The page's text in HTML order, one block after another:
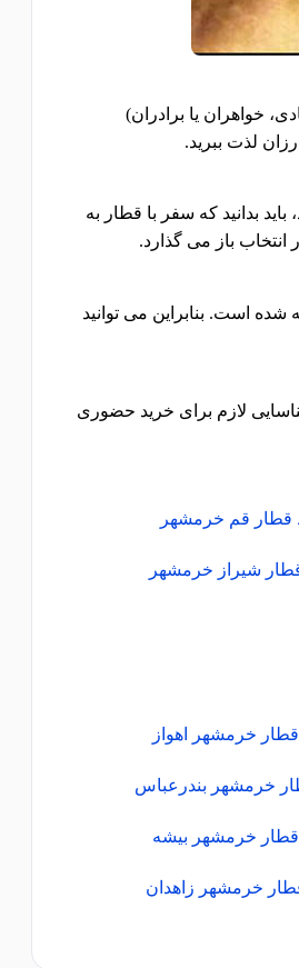
خواهران یا برادران)
لذت ببرید.
بدانید که سفر با قطار به
باز می گذارد.
است. بنابراین می توانید
لازم برای خرید حضوری
قطار قم خرمشهر
شیراز خرمشهر
خرمشهر اهواز
خرمشهر بندرعباس
قطار خرمشهر بیشه
خرمشهر زاهدان